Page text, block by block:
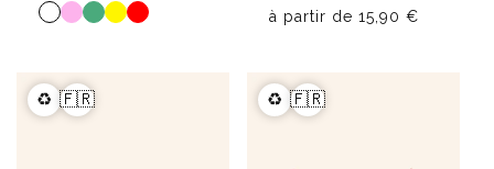
à partir de 15,90 €
♻️ 🇫🇷 ♻️ 🇫🇷